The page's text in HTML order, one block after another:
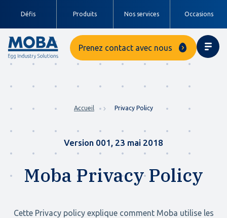
Défis Produits Nos services Occasions
Prenez contact avec nous
Accueil Privacy Policy
Version 001, 23 mai 2018
Moba Privacy Policy
Cette Privacy policy explique comment Moba utilise les